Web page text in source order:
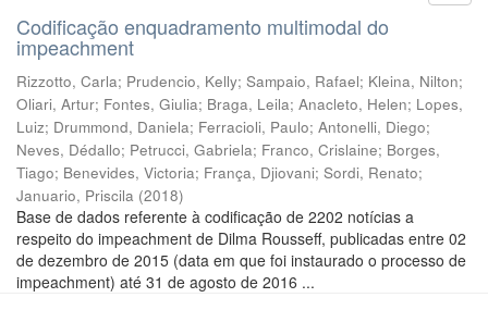
Codificação enquadramento multimodal do
impeachment
Rizzotto, Carla; Prudencio, Kelly; Sampaio, Rafael; Kleina, Nilton;
Oliari, Artur; Fontes, Giulia; Braga, Leila; Anacleto, Helen; Lopes,
Luiz; Drummond, Daniela; Ferracioli, Paulo; Antonelli, Diego;
Neves, Dédallo; Petrucci, Gabriela; Franco, Crislaine; Borges,
Tiago; Benevides, Victoria; França, Djiovani; Sordi, Renato;
Januario, Priscila (2018)
Base de dados referente à codificação de 2202 notícias a
respeito do impeachment de Dilma Rousseff, publicadas entre 02
de dezembro de 2015 (data em que foi instaurado o processo de
impeachment) até 31 de agosto de 2016 ...